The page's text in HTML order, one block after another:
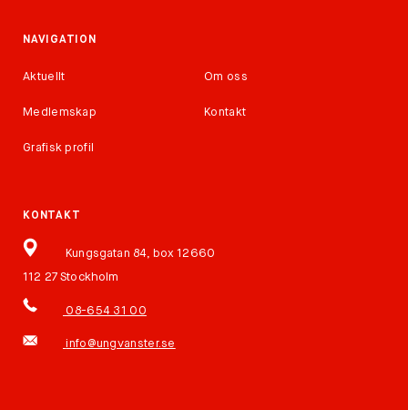
NAVIGATION
Aktuellt Om oss
Medlemskap Kontakt
Grafisk profil
KONTAKT
Kungsgatan 84, box 12660
112 27 Stockholm
08-654 31 00
info@ungvanster.se